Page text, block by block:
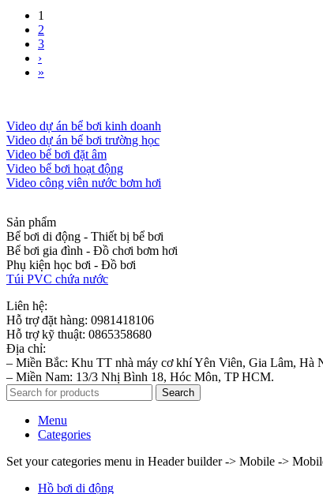
1
2
3
›
»
Video dự án bể bơi kinh doanh
Video dự án bể bơi trường học
Video bể bơi đặt âm
Video bể bơi hoạt động
Video công viên nước bơm hơi
Sản phẩm
Bể bơi di động - Thiết bị bể bơi
Bể bơi gia đình - Đồ chơi bơm hơi
Phụ kiện học bơi - Đồ bơi
Túi PVC chứa nước
Liên hệ:
Hỗ trợ đặt hàng: 0981418106
Hỗ trợ kỹ thuật: 0865358680
Địa chỉ:
– Miền Bắc: Khu TT nhà máy cơ khí Yên Viên, Gia Lâm, Hà
– Miền Nam: 13/3 Nhị Bình 18, Hóc Môn, TP HCM.
Search
Menu
Categories
Set your categories menu in Header builder -> Mobile ->
Hồ bơi di động